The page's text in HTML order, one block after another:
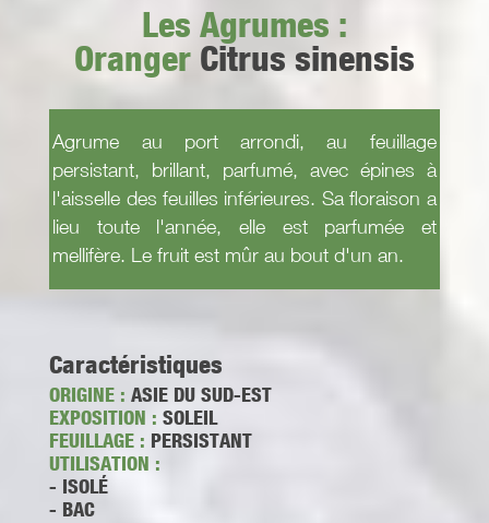
Les Agrumes :
Oranger Citrus sinensis
Agrume au port arrondi, au feuillage
persistant, brillant, parfumé, avec épines à
l'aisselle des feuilles inférieures. Sa floraison a
lieu toute l'année, elle est parfumée et
mellifère. Le fruit est mûr au bout d'un an.
Caractéristiques
ORIGINE : ASIE DU SUD-EST
EXPOSITION : SOLEIL
FEUILLAGE : PERSISTANT
UTILISATION :
- ISOLÉ
- BAC